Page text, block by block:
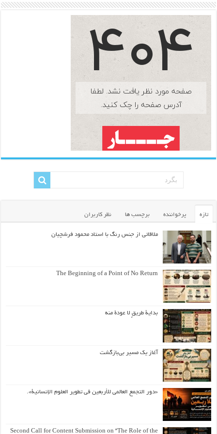
تازه پرخواننده برچسب ها نظر کاربران
ملاقاتی از جنس رنگ با استاد محمود فرشچیان
The Beginning of a Point of No Return
بداية طريقٍ لا عودة منه
آغاز یک مسیر بی‌بازگشت
«دور التجمع العالمي للأربعين في تطوير العلوم الإنسانية».
Second Call for Content Submission on “The Role of the